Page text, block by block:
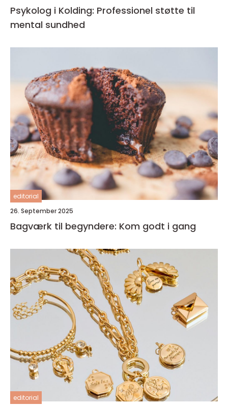
Psykolog i Kolding: Professionel støtte til
mental sundhed
editorial
26. September 2025
Bagværk til begyndere: Kom godt i gang
editorial